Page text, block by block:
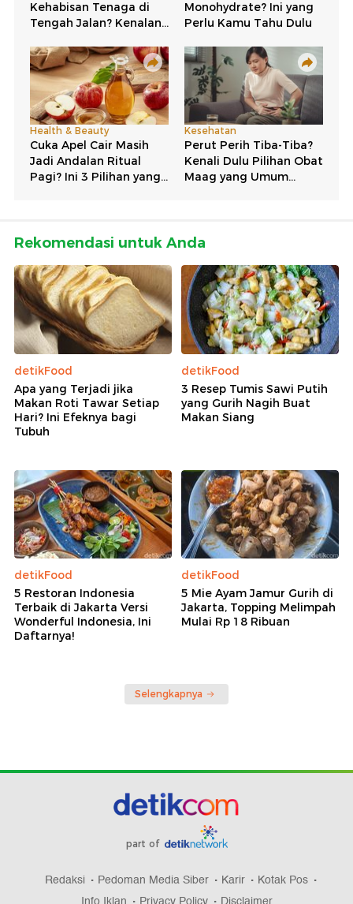
Rekomendasi untuk Anda
detikFood
Apa yang Terjadi jika
Makan Roti Tawar Setiap
Hari? Ini Efeknya bagi
Tubuh
detikFood
3 Resep Tumis Sawi Putih
yang Gurih Nagih Buat
Makan Siang
detikFood
5 Restoran Indonesia
Terbaik di Jakarta Versi
Wonderful Indonesia, Ini
Daftarnya!
detikFood
5 Mie Ayam Jamur Gurih di
Jakarta, Topping Melimpah
Mulai Rp 18 Ribuan
Selengkapnya
part of
Redaksi Pedoman Media Siber Karir
Kotak Pos